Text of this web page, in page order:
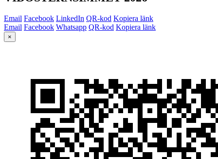
Email Facebook LinkedIn QR-kod Kopiera länk
Email Facebook Whatsapp QR-kod Kopiera länk
×